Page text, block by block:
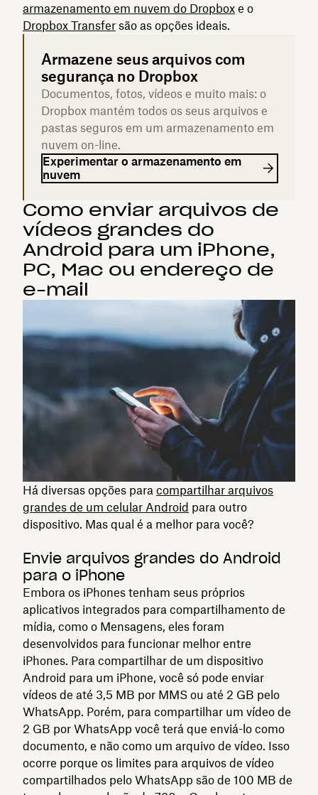
armazenamento em nuvem do Dropbox e o
Dropbox Transfer são as opções ideais.
Armazene seus arquivos com
segurança no Dropbox
Documentos, fotos, vídeos e muito mais: o
Dropbox mantém todos os seus arquivos e
pastas seguros em um armazenamento em
nuvem on-line.
Experimentar o armazenamento em
nuvem
Como enviar arquivos de
vídeos grandes do
Android para um iPhone,
PC, Mac ou endereço de
e-mail
Há diversas opções para compartilhar arquivos
grandes de um celular Android para outro
dispositivo. Mas qual é a melhor para você?
Envie arquivos grandes do Android
para o iPhone
Embora os iPhones tenham seus próprios
aplicativos integrados para compartilhamento de
mídia, como o Mensagens, eles foram
desenvolvidos para funcionar melhor entre
iPhones. Para compartilhar de um dispositivo
Android para um iPhone, você só pode enviar
vídeos de até 3,5 MB por MMS ou até 2 GB pelo
WhatsApp. Porém, para compartilhar um vídeo de
2 GB por WhatsApp você terá que enviá-lo como
documento, e não como um arquivo de vídeo. Isso
ocorre porque os limites para arquivos de vídeo
compartilhados pelo WhatsApp são de 100 MB de